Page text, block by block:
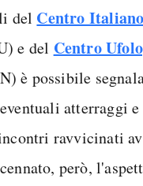
del Centro
e del Centro
è possibile
atterraggi
ravvicinati
però,